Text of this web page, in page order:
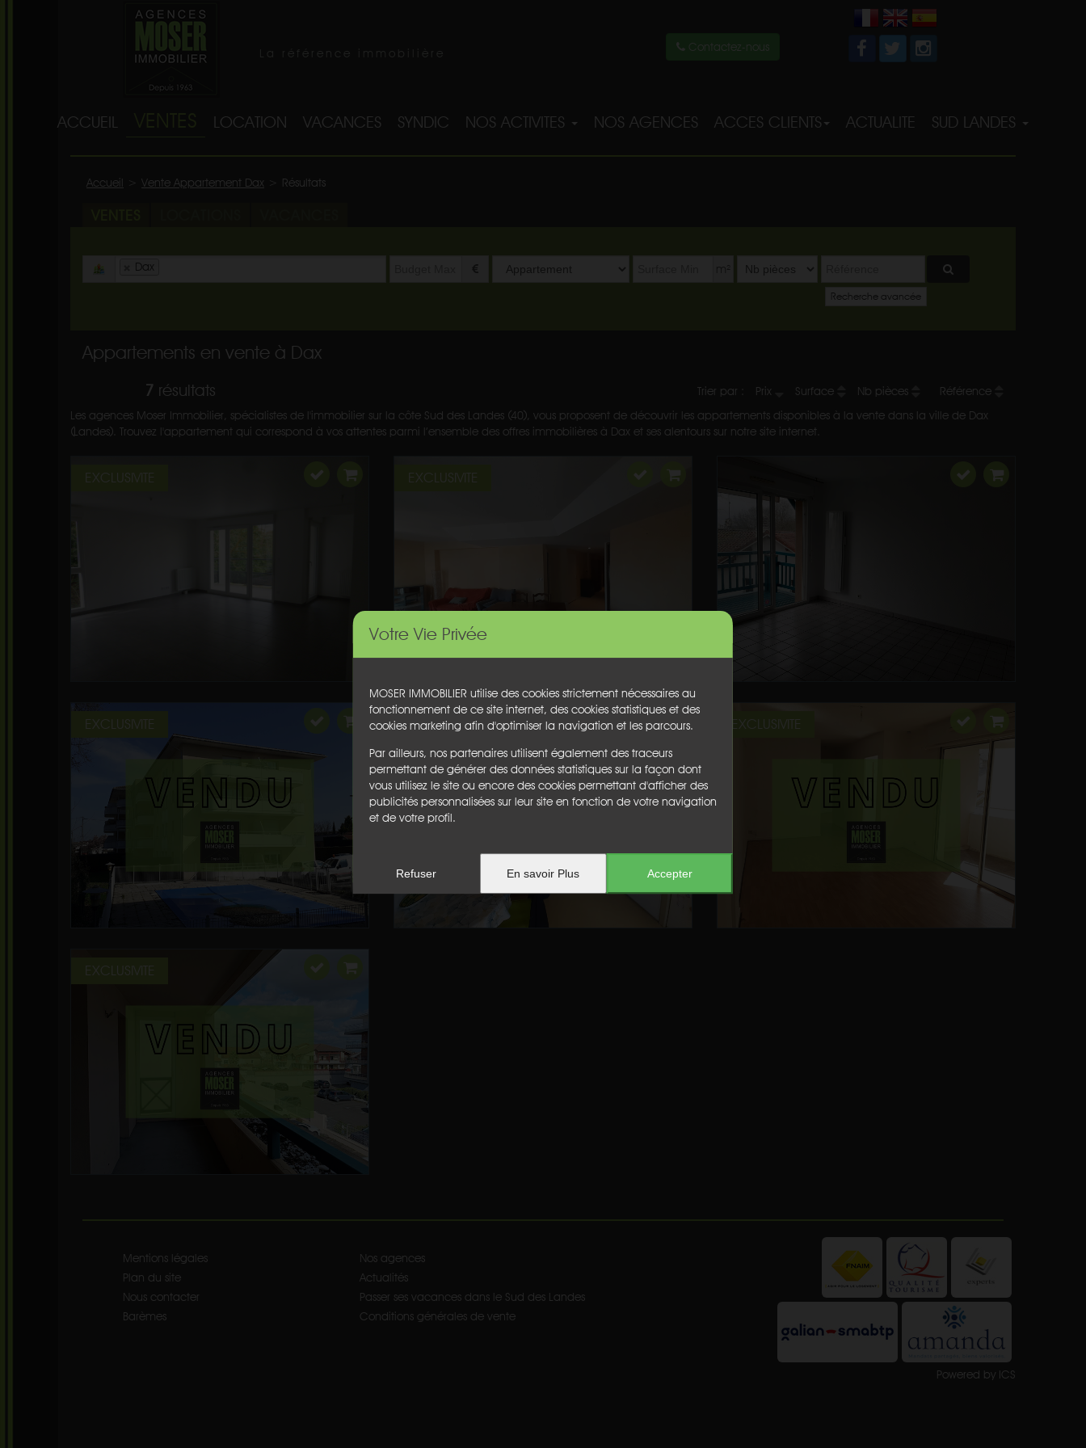
Votre Vie Privée
MOSER IMMOBILIER utilise des cookies strictement nécessaires au
fonctionnement de ce site internet, des cookies statistiques et des
cookies marketing afin d'optimiser la navigation et les parcours.
Par ailleurs, nos partenaires utilisent également des traceurs
permettant de générer des données statistiques sur la façon dont
vous utilisez le site ou encore des cookies permettant d'afficher des
publicités personnalisées sur leur site en fonction de votre navigation
et de votre profil.
Refuser En savoir Plus Accepter
Contactez-nous
ACCUEIL LOCATION VACANCES SYNDIC NOS ACTIVITES NOS AGENCES ACCES CLIENTS ACTUALITE SUD LANDES
Accueil Vente Appartement Dax Résultats
Dax
Type
Recherche avancée
Appartements en vente à Dax
7 résultats Trier par : Prix Surface Nb pièces
Référence
Les agences Moser Immobilier, spécialistes de l'immobilier sur la côte Sud des Landes (40), vous proposent de découvrir les appartements disponibles à la vente dans la ville de Dax
(Landes). Trouvez l'appartement qui correspond à vos attentes parmi l’ensemble des offres immobilières à Dax et ses alentours sur notre site internet.
EXCLUSIVITE EXCLUSIVITE
EXCLUSIVITE EXCLUSIVITE
EXCLUSIVITE
Mentions légales
Plan du site
Nous contacter
Barèmes
Nos agences
Actualités
Passer ses vacances dans le Sud des Landes
Conditions générales de vente
Powered by ICS